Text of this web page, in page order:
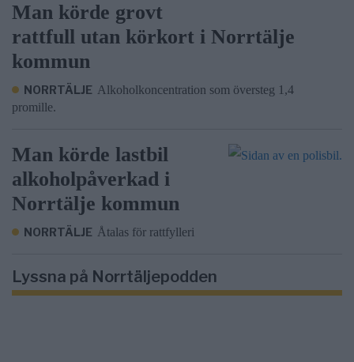
Man körde grovt
rattfull utan körkort i Norrtälje
kommun
NORRTÄLJE Alkoholkoncentration som översteg 1,4
promille.
Man körde lastbil
alkoholpåverkad i
Norrtälje kommun
NORRTÄLJE Åtalas för rattfylleri
Lyssna på Norrtäljepodden